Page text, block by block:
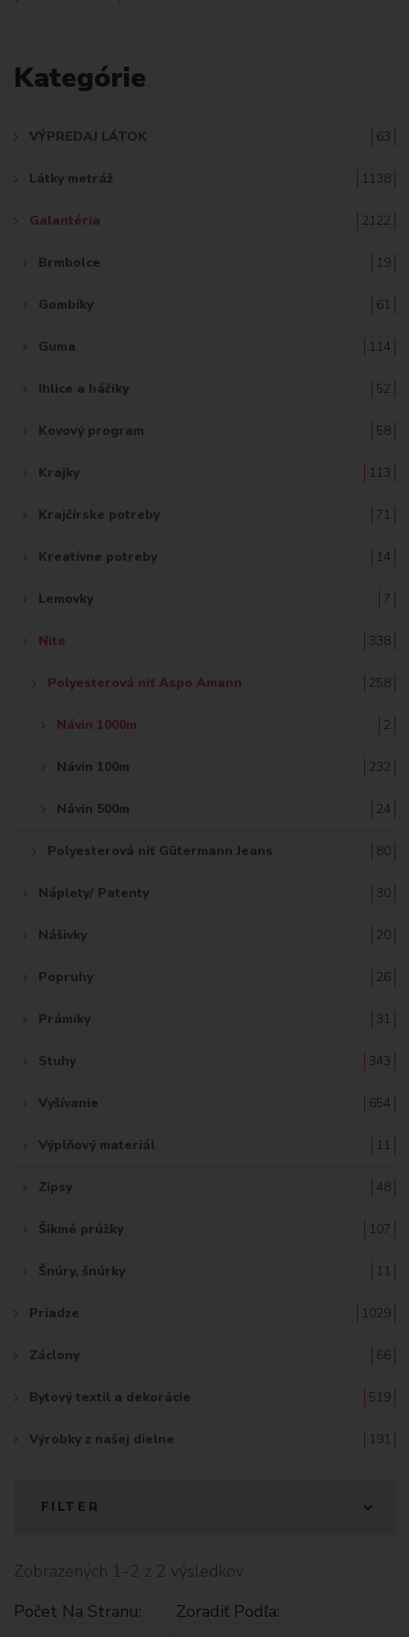
D
Kategórie
VÝPREDAJ LÁTOK 63
Látky metráž 1138
Galantéria 2122
Brmbolce 19
Gombíky 61
Guma 114
Ihlice a háčiky 52
Kovový program 58
Krajky 113
Krajčírske potreby 71
Kreatívne potreby 14
Lemovky 7
Nite 338
Polyesterová niť Aspo Amann 258
Návin 1000m 2
Návin 100m 232
Návin 500m 24
Polyesterová niť Gütermann Jeans 80
Náplety/ Patenty 30
Nášivky 20
Popruhy 26
Prámiky 31
Stuhy 343
Vyšívanie 654
Výplňový materiál 11
Zipsy 48
Šikmé prúžky 107
Šnúry, šnúrky 11
Priadze 1029
Záclony 66
Bytový textil a dekorácie 519
Výrobky z našej dielne 191
FILTER
Zobrazených 1-2 z 2 výsledkov
Počet Na Stranu:
Zoradiť Podľa: